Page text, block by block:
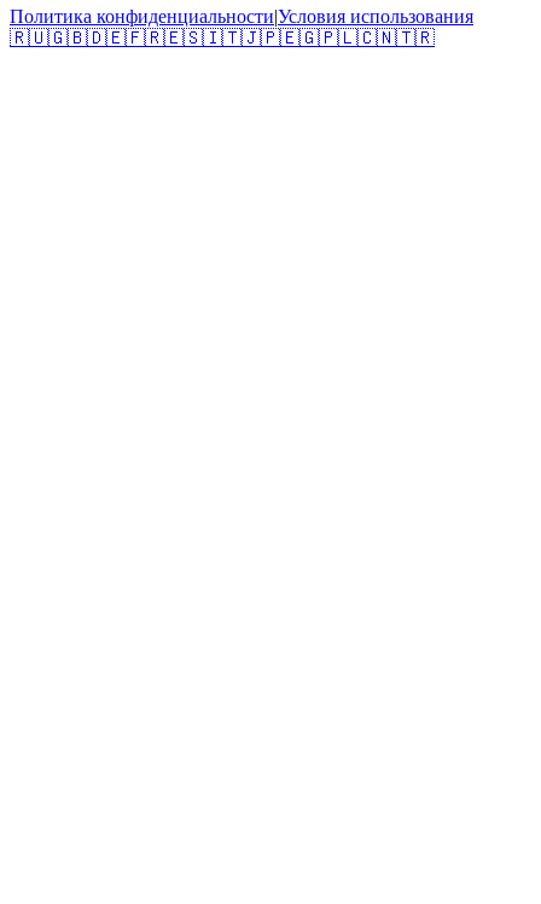
Политика конфиденциальности|Условия использования
🇷🇺🇬🇧🇩🇪🇫🇷🇪🇸🇮🇹🇯🇵🇪🇬🇵🇱🇨🇳🇹🇷